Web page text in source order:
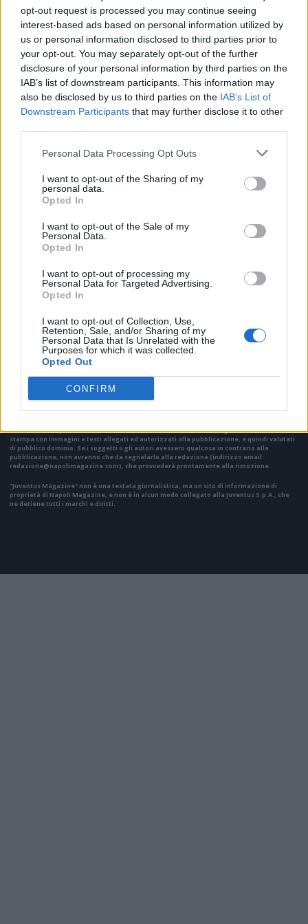
opt-out request is processed you may continue seeing
interest-based ads based on personal information utilized by
us or personal information disclosed to third parties prior to
your opt-out. You may separately opt-out of the further
disclosure of your personal information by third parties on the
IAB’s list of downstream participants. This information may
also be disclosed by us to third parties on the IAB’s List of
Downstream Participants that may further disclose it to other
Personal Data Processing Opt Outs
I want to opt-out of the Sharing of my
personal data.
Opted In
I want to opt-out of the Sale of my
Personal Data.
Opted In
I want to opt-out of processing my
Personal Data for Targeted Advertising.
Opted In
I want to opt-out of Collection, Use,
Retention, Sale, and/or Sharing of my
Personal Data that Is Unrelated with the
Purposes for which it was collected.
Opted Out
CONFIRM
accettazione prevista, per la stagione sportiva 2023/2024,
dal Sistema Licenze Nazionali della Lega Pro 2023/24, Titolo I,
paragrafo I, lett. D, n. 3, per non aver provveduto al
versamento, entro il 30 dicembre 2025, o comunque entro il
termine del 31 marzo 2026 così come richiesto dalla società,
della prima tranche, pari ad euro 258.228,45, del contributo
annuale di mutualità.
VAI ALLA VERSIONE CLASSICA
Il materiale (testo, foto e video) consultabile in questo portale è di nostra proprietà.
da internet, in quanto arrivati alla nostra attenzione attraverso regolari comunicati
stampa con immagini e testi allegati ed autorizzati alla pubblicazione, e quindi valutati
di pubblico dominio. Se i soggetti o gli autori avessero qualcosa in contrario alla
pubblicazione, non avranno che da segnalarlo alla redazione (indirizzo email:
redazione@napolimagazine.com), che provvederà prontamente alla rimozione.
"Juventus Magazine" non è una testata giornalistica, ma un sito di informazione di
proprietà di Napoli Magazine, e non è in alcun modo collegato alla Juventus S.p.A., che
ne detiene tutti i marchi e diritti.